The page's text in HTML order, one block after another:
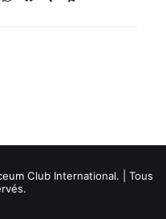
Club International. | Tous